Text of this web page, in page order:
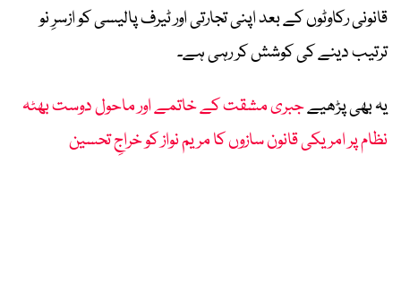
قانونی رکاوٹوں کے بعد اپنی تجارتی اور ٹیرف پالیسی کو ازسرِ نو
ترتیب دینے کی کوشش کر رہی ہے۔
یہ بھی پڑھیےجبری مشقت کے خاتمے اور ماحول دوست بھٹہ
نظام پر امریکی قانون سازوں کا مریم نواز کو خراجِ تحسین